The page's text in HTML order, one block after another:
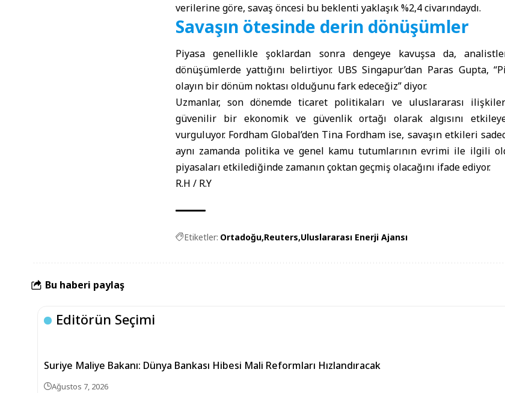
verilerine göre, savaş öncesi bu beklenti yaklaşık %2,4 civarındaydı.
Savaşın ötesinde derin dönüşümler
Piyasa genellikle şoklardan sonra dengeye kavuşsa da,
dönüşümlerde yattığını belirtiyor. UBS Singapur’dan Paras Gupta,
olayın bir dönüm noktası olduğunu fark edeceğiz” diyor.
Uzmanlar, son dönemde ticaret politikaları ve uluslararası
güvenilir bir ekonomik ve güvenlik ortağı olarak algısını
vurguluyor. Fordham Global’den Tina Fordham ise, savaşın etkileri
aynı zamanda politika ve genel kamu tutumlarının evrimi ile ilgili
piyasaları etkilediğinde zamanın çoktan geçmiş olacağını ifade ediyor.
R.H / R.Y
Etiketler: Ortadoğu Reuters Uluslararası Enerji Ajansı
Bu haberi paylaş
Editörün Seçimi
Suriye Maliye Bakanı: Dünya Bankası Hibesi Mali Reformları Hızlandıracak
Ağustos 7, 2026